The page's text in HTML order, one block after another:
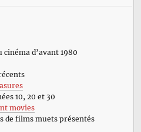
d’avant 1980
10, 20 et 30
movies
de films muets présentés